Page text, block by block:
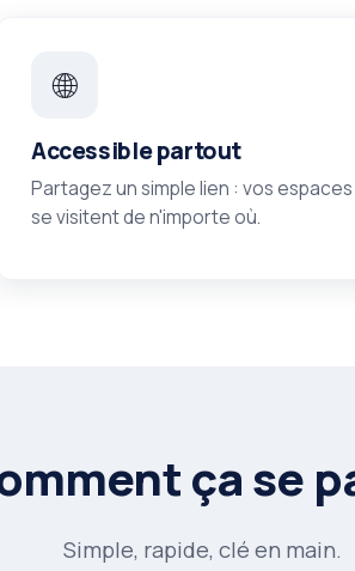
🌐
Accessible partout
Partagez un simple lien : vos espaces
se visitent de n'importe où.
ça se
Simple, rapide, clé en main.